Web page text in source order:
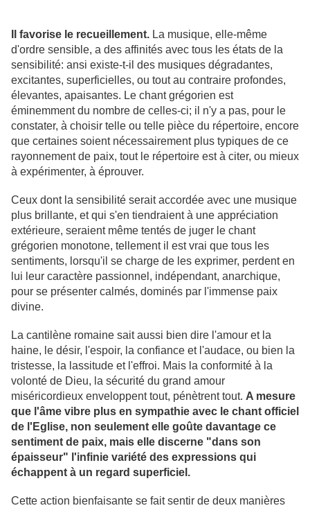
Il favorise le recueillement. La musique, elle-même
d'ordre sensible, a des affinités avec tous les états de la
sensibilité: ansi existe-t-il des musiques dégradantes,
excitantes, superficielles, ou tout au contraire profondes,
élevantes, apaisantes. Le chant grégorien est
éminemment du nombre de celles-ci; il n'y a pas, pour le
constater, à choisir telle ou telle pièce du répertoire, encore
que certaines soient nécessairement plus typiques de ce
rayonnement de paix, tout le répertoire est à citer, ou mieux
à expérimenter, à éprouver.
Ceux dont la sensibilité serait accordée avec une musique
plus brillante, et qui s'en tiendraient à une appréciation
extérieure, seraient même tentés de juger le chant
grégorien monotone, tellement il est vrai que tous les
sentiments, lorsqu'il se charge de les exprimer, perdent en
lui leur caractère passionnel, indépendant, anarchique,
pour se présenter calmés, dominés par l'immense paix
divine.
La cantilène romaine sait aussi bien dire l'amour et la
haine, le désir, l'espoir, la confiance et l'audace, ou bien la
tristesse, la lassitude et l'effroi. Mais la conformité à la
volonté de Dieu, la sécurité du grand amour
miséricordieux enveloppent tout, pénètrent tout. A mesure
que l'âme vibre plus en sympathie avec le chant officiel
de l'Eglise, non seulement elle goûte davantage ce
sentiment de paix, mais elle discerne "dans son
épaisseur" l'infinie variété des expressions qui
échappent à un regard superficiel.
Cette action bienfaisante se fait sentir de deux manières